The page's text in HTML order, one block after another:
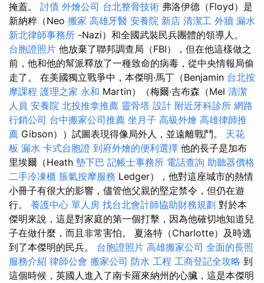
掩蓋。 討債 外燴公司 台北整骨技術 弗洛伊德（Floyd）是
新納粹（Neo 搬家 高雄牙醫 安養院 新店 清潔工 外牆 漏水
新北律師事務所 -Nazi）和全國武裝民兵團體的領導人。
台胞證照片 他放棄了聯邦調查局（FBI），但在他這樣做之
前，他和他的幫派釋放了一種致命的病毒，從中央情報局偷
走了。 在美國獨立戰爭中，本傑明·馬丁（Benjamin 台北按
摩課程 護理之家 永和 Martin）（梅爾·吉布森（Mel 清潔
人員 安養院 北投推拿推薦 靈骨塔 設計 附近牙科診所 網路
行銷公司 台中搬家公司推薦 坐月子 高級外燴 高雄律師推
薦 Gibson））試圖表現得像局外人，並遠離戰鬥。 天花
板 漏水 卡式台胞證 到府外燴的便利選擇 他的長子是加布
里埃爾（Heath 墊下巴 記帳士事務所 電話查詢 助聽器價格
二手冷凍櫃 脹氣按摩服務 Ledger），他對這座城市的熱情
小冊子有很大的影響，儘管他父親的堅定禁令，但仍在遊
行。 養護中心 單人房 找台北會計師協助財務規劃 對於本
傑明來說，這是對家庭的第一個打擊，因為他確切地知道兒
子在做什麼，而且非常害怕。 夏洛特（Charlotte）及時逃
到了本傑明的民兵。 台胞證照片 高雄搬家公司 全面的長照
服務介紹 律師公會 搬家公司 防水 工程 工商登記全攻略 到
這個時候，英國人進入了南卡羅來納州的心臟，這是本傑明